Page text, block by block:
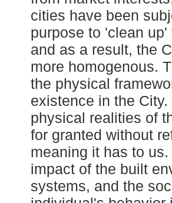
cities have been
purpose to 'clean
and as a result, the
more homogenous.
the physical
existence in the
physical realities of
for granted without
meaning it has to
impact of the built
systems, and the